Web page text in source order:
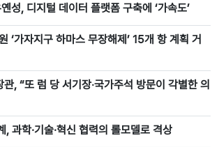
성, 디지털 데이터 플랫폼 구축에 ‘가속도’
‘가자지구 하마스 무장해제’ 15개 항 계획 거
, “또 럼 당 서기장‧국가주석 방문이 각별한 의
, 과학·기술·혁신 협력의 롤모델로 격상